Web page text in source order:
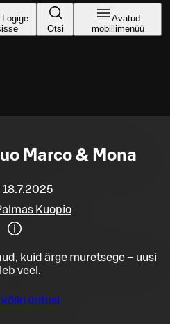
Logige
Otsi
Avatud
mobiilimenüü
Marco & Mona
18.7.2025
Kuopio
kuid ärge muretsege – uusi
veel.
kõiki üritusi